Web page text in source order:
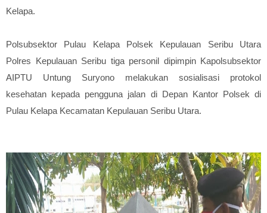
Kelapa.
Polsubsektor Pulau Kelapa Polsek Kepulauan Seribu Utara
Polres Kepulauan Seribu tiga personil dipimpin Kapolsubsektor
AIPTU Untung Suryono melakukan sosialisasi protokol
kesehatan kepada pengguna jalan di Depan Kantor Polsek di
Pulau Kelapa Kecamatan Kepulauan Seribu Utara.